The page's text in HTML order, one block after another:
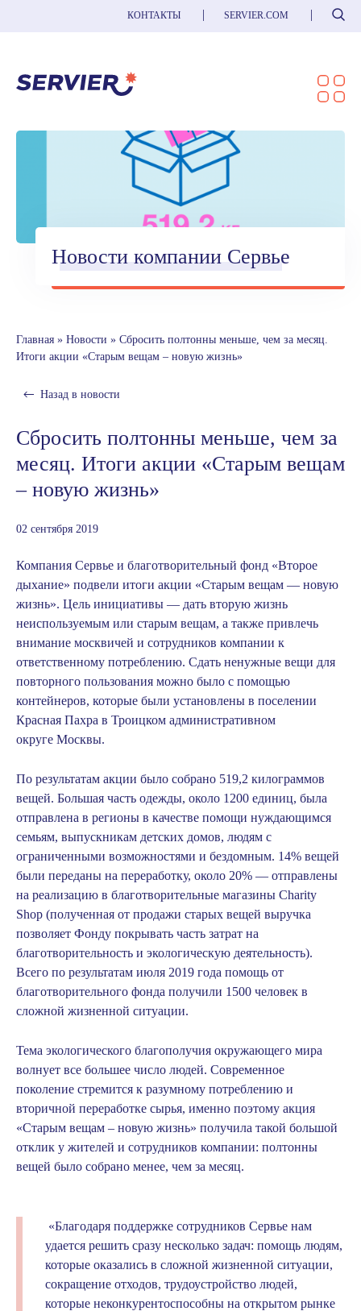
КОНТАКТЫ SERVIER.COM Поиск
Новости компании Сервье
Главная » Новости » Сбросить полтонны меньше, чем за месяц.
Итоги акции «Старым вещам – новую жизнь»
Назад в новости
Сбросить полтонны меньше, чем за
месяц. Итоги акции «Старым вещам
– новую жизнь»
02 сентября 2019
Компания Сервье и благотворительный фонд «Второе
дыхание» подвели итоги акции «Старым вещам — новую
жизнь». Цель инициативы — дать вторую жизнь
неиспользуемым или старым вещам, а также привлечь
внимание москвичей и сотрудников компании к
ответственному потреблению. Сдать ненужные вещи для
повторного пользования можно было с помощью
контейнеров, которые были установлены в поселении
Красная Пахра в Троицком административном
округе Москвы.
По результатам акции было собрано 519,2 килограммов
вещей. Большая часть одежды, около 1200 единиц, была
отправлена в регионы в качестве помощи нуждающимся
семьям, выпускникам детских домов, людям с
ограниченными возможностями и бездомным. 14% вещей
были переданы на переработку, около 20% — отправлены
на реализацию в благотворительные магазины Charity
Shop (полученная от продажи старых вещей выручка
позволяет Фонду покрывать часть затрат на
благотворительность и экологическую деятельность).
Всего по результатам июля 2019 года помощь от
благотворительного фонда получили 1500 человек в
сложной жизненной ситуации.
Тема экологического благополучия окружающего мира
волнует все большее число людей. Современное
поколение стремится к разумному потреблению и
вторичной переработке сырья, именно поэтому акция
«Старым вещам – новую жизнь» получила такой большой
отклик у жителей и сотрудников компании: полтонны
вещей было собрано менее, чем за месяц.
«Благодаря поддержке сотрудников Сервье нам
удается решить сразу несколько задач: помощь людям,
которые оказались в сложной жизненной ситуации,
сокращение отходов, трудоустройство людей,
которые неконкурентоспособны на открытом рынке